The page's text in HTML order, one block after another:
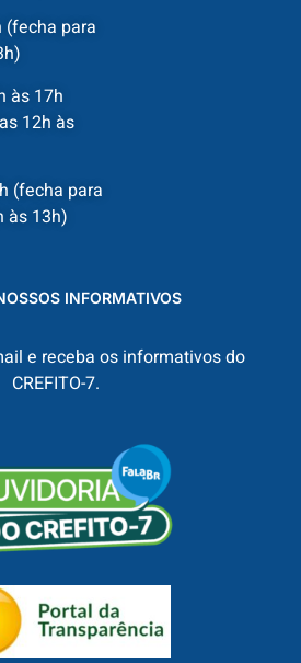
(fecha para
às 17h
12h às
(fecha para
às 13h)
INFORMATIVOS
e receba os informativos do
CREFITO-7.